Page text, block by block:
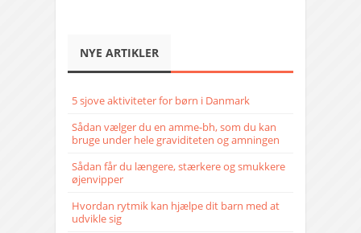
NYE ARTIKLER
5 sjove aktiviteter for børn i Danmark
Sådan vælger du en amme-bh, som du kan
bruge under hele graviditeten og amningen
Sådan får du længere, stærkere og smukkere
øjenvipper
Hvordan rytmik kan hjælpe dit barn med at
udvikle sig